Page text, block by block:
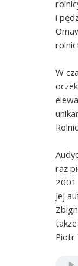
i
W
raz
Jej
Piotr